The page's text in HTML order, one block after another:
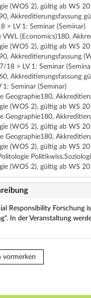
(WOS 2), gültig ab WS
Akkreditierungsfassung
> LV 1: Seminar (Seminar)
VWL (Economics)180,
(WOS 2), gültig ab WS
Akkreditierungsfassung
18 > LV 1: Seminar
Akkreditierungsfassung
Seminar (Seminar)
Geographie180,
(WOS 2), gültig ab WS
Geographie180,
(WOS 2), gültig ab WS
Geographie180,
(WOS 2), gültig ab WS
(WOS 2), gültig ab WS
Responsibility
In der Veranstaltung
vormerken